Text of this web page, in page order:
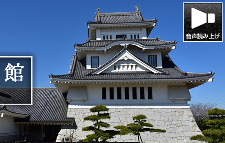
かすみがうら市歴史博物館ホームページ